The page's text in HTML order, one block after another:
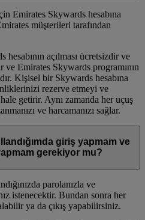
Emirates Skywards hesabına
müşterileri tarafından
açılması ücretsizdir ve
ve Emirates Skywards programının
Kişisel bir Skywards hesabına
rezerve etmeyi ve
getirir. Aynı zamanda her uçuş
ve harcamanızı sağlar.
giriş yapmam ve
gerekiyor mu?
parolanızla ve
istenecektir. Bundan sonra her
ya da çıkış yapabilirsiniz.